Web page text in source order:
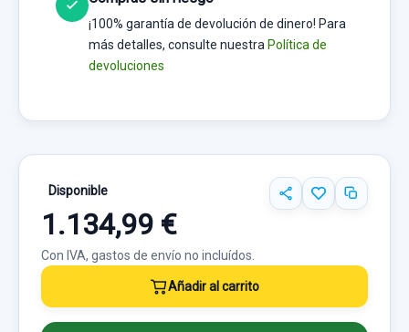
¡100% garantía de devolución de dinero! Para
más detalles, consulte nuestra Política de
devoluciones
Disponible
1.134,99 €
Con IVA, gastos de envío no incluídos.
Añadir al carrito